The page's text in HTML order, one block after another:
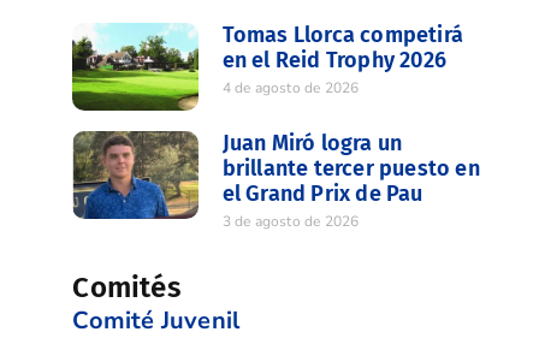
Tomas Llorca competirá
en el Reid Trophy 2026
4 de agosto de 2026
Juan Miró logra un
brillante tercer puesto en
el Grand Prix de Pau
3 de agosto de 2026
Comités
Comité Juvenil